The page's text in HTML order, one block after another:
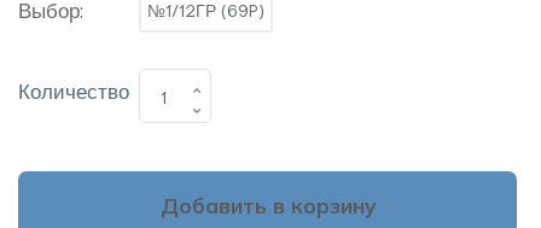
Выбор: №1/12ГР (69P)
Количество
Добавить в корзину